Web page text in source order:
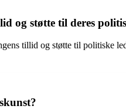
og støtte til deres
tillid og støtte til politiske